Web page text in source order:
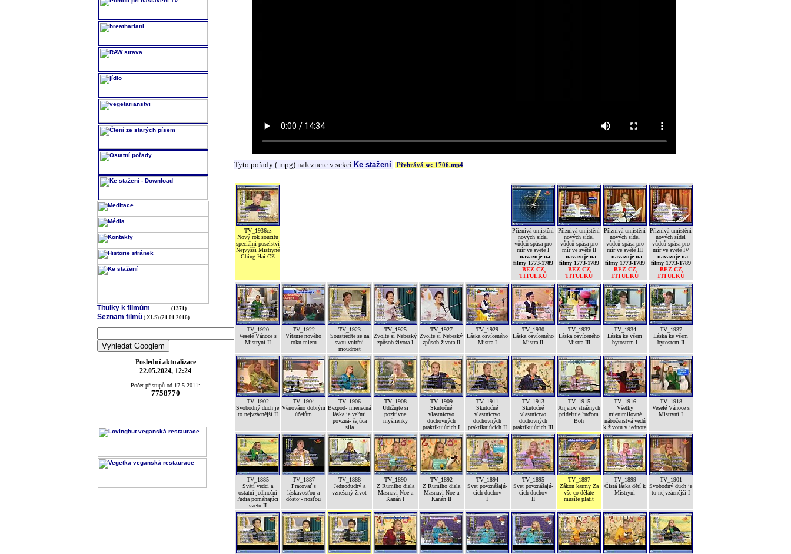
Titulky k filmům (1371)
Seznam filmů (.XLS) (21.01.2016)
Poslední aktualizace
22.05.2024, 12:24
Počet přístupů od 17.5.2011:
7758770
Tyto pořady (.mpg) naleznete v sekci Ke stažení. Přehrává se: 1706.mp4
TV_1936cz
Nový rok soucitu
speciální poselství
Nejvyšši Mistryně
Ching Hai CZ
Příznivá umístění
nových sídel
vůdců spása pro
mír ve světě I
- navazuje na
filmy 1773-1789
BEZ CZ
TITULKŮ
Příznivá umístění
nových sídel
vůdců spása pro
mír ve světě II
- navazuje na
filmy 1773-1789
BEZ CZ
TITULKŮ
Příznivá umístění
nových sídel
vůdců spása pro
mír ve světě III
- navazuje na
filmy 1773-1789
BEZ CZ
TITULKŮ
Příznivá umístění
nových sídel
vůdců spása pro
mír ve světě IV
- navazuje na
filmy 1773-1789
BEZ CZ
TITULKŮ
TV_1920
Veselé Vánoce s
Mistryní II
TV_1922
Vítanie nového
roku mieru
TV_1923
Soustřeďte se na
svou vnitřní
moudrost
TV_1925
Zvolte si Nebeský
způsob života I
TV_1927
Zvolte si Nebeský
způsob života II
TV_1929
Láska osvíceného
Mistra I
TV_1930
Láska osvíceného
Mistra II
TV_1932
Láska osvíceného
Mistra III
TV_1934
Láska ke všem
bytostem I
TV_1937
Láska ke všem
bytostem II
TV_1902
Svobodný duch je
to nejvzácnější II
TV_1904
Věnováno dobrým
účelům
TV_1906
Bezpod- mienečná
láska je veľmi
povzná- šajúca
sila
TV_1908
Udržujte si
pozitívne
myšlienky
TV_1909
Skutočné
vlastníctvo
duchovných
praktikujúcich I
TV_1911
Skutočné
vlastníctvo
duchovných
praktikujúcich II
TV_1913
Skutočné
vlastníctvo
duchovných
praktikujúcich III
TV_1915
Anjelov strážnych
prideľuje ľuďom
Boh
TV_1916
Všetky
mierumilovné
náboženstvá vedú
k životu v jednote
TV_1918
Veselé Vánoce s
Mistryní I
TV_1885
Svätí vedci a
ostatní jedineční
ľudia pomáhajúci
svetu II
TV_1887
Pracovať s
láskavosťou a
dôstoj- nosťou
TV_1888
Jednoduchý a
vznešený život
TV_1890
Z Rumiho diela
Masnavi Noe a
Kanán I
TV_1892
Z Rumiho diela
Masnavi Noe a
Kanán II
TV_1894
Svet povznášajú-
cich duchov
I
TV_1895
Svet povznášajú-
cich duchov
II
TV_1897
Zákon karmy Za
vše co děláte
musíte platit
TV_1899
Čistá láska dětí k
Mistryni
TV_1901
Svobodný duch je
to nejvzácnější I